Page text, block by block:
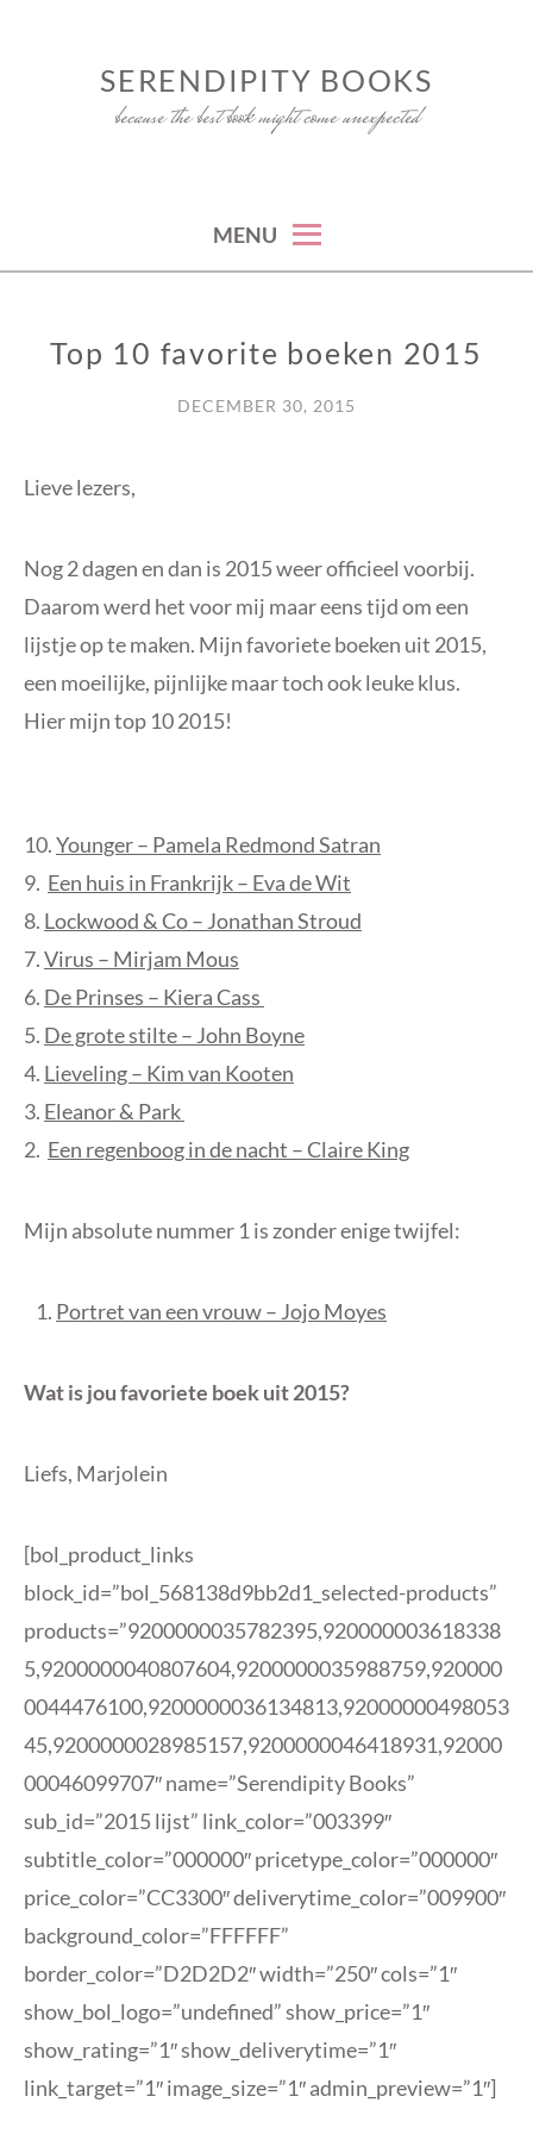
SERENDIPITY BOOKS
because the best book might come unexpected
MENU
FUN
Top 10 favorite boeken 2015
DECEMBER 30, 2015
Lieve lezers,
Nog 2 dagen en dan is 2015 weer officieel voorbij.
Daarom werd het voor mij maar eens tijd om een
lijstje op te maken. Mijn favoriete boeken uit 2015,
een moeilijke, pijnlijke maar toch ook leuke klus.
Hier mijn top 10 2015!
10.Younger – Pamela Redmond Satran
9. Een huis in Frankrijk – Eva de Wit
8. Lockwood & Co– Jonathan Stroud
7.Virus – Mirjam Mous
6. De Prinses – Kiera Cass
5. De grote stilte – John Boyne
4. Lieveling – Kim van Kooten
3. Eleanor & Park
2. Een regenboog in de nacht – Claire King
Mijn absolute nummer 1 is zonder enige twijfel:
Portret van een vrouw – Jojo Moyes
Wat is jou favoriete boek uit 2015?
Liefs, Marjolein
[bol_product_links
block_id=”bol_568138d9bb2d1_selected-products”
products=”9200000035782395,920000003618338
5,9200000040807604,9200000035988759,920000
0044476100,9200000036134813,92000000498053
45,9200000028985157,9200000046418931,92000
00046099707″ name=”Serendipity Books”
sub_id=”2015 lijst” link_color=”003399″
subtitle_color=”000000″ pricetype_color=”000000″
price_color=”CC3300″ deliverytime_color=”009900″
background_color=”FFFFFF”
border_color=”D2D2D2″ width=”250″ cols=”1″
show_bol_logo=”undefined” show_price=”1″
show_rating=”1″ show_deliverytime=”1″
link_target=”1″ image_size=”1″ admin_preview=”1″]